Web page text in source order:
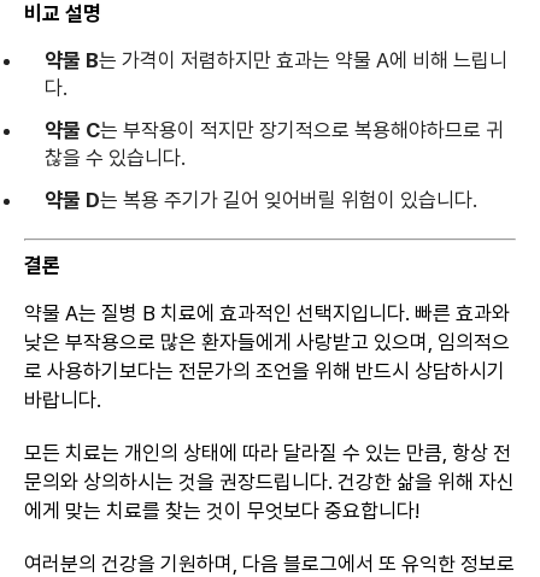
비교 설명
약물 B는 가격이 저렴하지만 효과는 약물 A에 비해 느립니
다.
약물 C는 부작용이 적지만 장기적으로 복용해야하므로 귀
찮을 수 있습니다.
약물 D는 복용 주기가 길어 잊어버릴 위험이 있습니다.
결론
약물 A는 질병 B 치료에 효과적인 선택지입니다. 빠른 효과와
낮은 부작용으로 많은 환자들에게 사랑받고 있으며, 임의적으
로 사용하기보다는 전문가의 조언을 위해 반드시 상담하시기
바랍니다.
모든 치료는 개인의 상태에 따라 달라질 수 있는 만큼, 항상 전
문의와 상의하시는 것을 권장드립니다. 건강한 삶을 위해 자신
에게 맞는 치료를 찾는 것이 무엇보다 중요합니다!
여러분의 건강을 기원하며, 다음 블로그에서 또 유익한 정보로